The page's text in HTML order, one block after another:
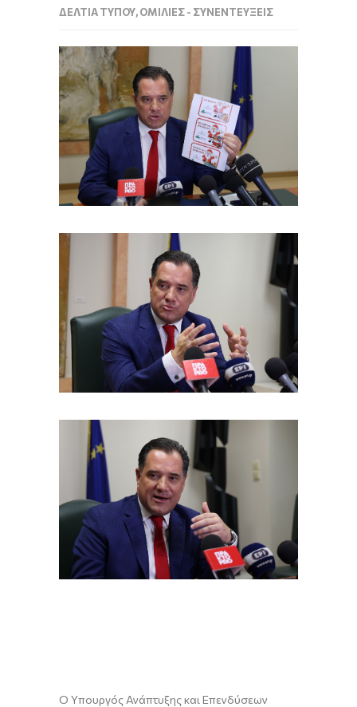
ΔΕΛΤΊΑ ΤΎΠΟΥ,ΟΜΙΛΊΕΣ - ΣΥΝΕΝΤΕΎΞΕΙΣ
Ο Υπουργός Ανάπτυξης και Επενδύσεων